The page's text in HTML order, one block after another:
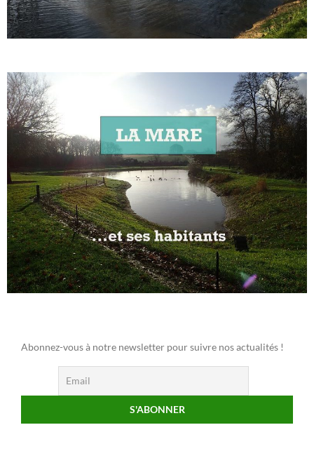
Abonnez-vous à notre newsletter pour suivre nos actualités !